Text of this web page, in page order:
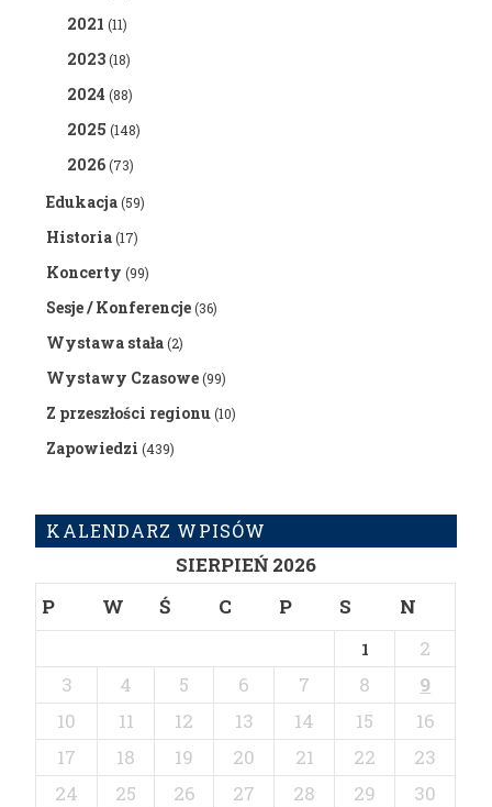
2021 (11)
2023(18)
2024 (88)
2025 (148)
2026(73)
Edukacja(59)
Historia(17)
Koncerty (99)
Sesje / Konferencje(36)
Wystawa stała(2)
Wystawy Czasowe(99)
Z przeszłości regionu(10)
Zapowiedzi (439)
KALENDARZ WPISÓW
SIERPIEŃ 2026
P
W Ś C P S N
1
2
3
4 5 6 7 8
9
10
11 12 13 14 15
16
17
18 19 20 21 22
23
24
25 26 27 28 29
30